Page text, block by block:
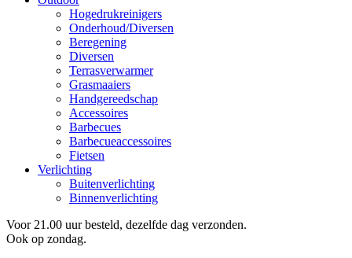
Hogedrukreinigers
Onderhoud/Diversen
Beregening
Diversen
Terrasverwarmer
Grasmaaiers
Handgereedschap
Accessoires
Barbecues
Barbecueaccessoires
Fietsen
Verlichting
Buitenverlichting
Binnenverlichting
Voor 21.00 uur besteld, dezelfde dag verzonden.
Ook op zondag.